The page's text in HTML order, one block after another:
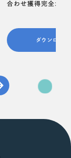
合わせ獲得完全ガイ
ダウンロード